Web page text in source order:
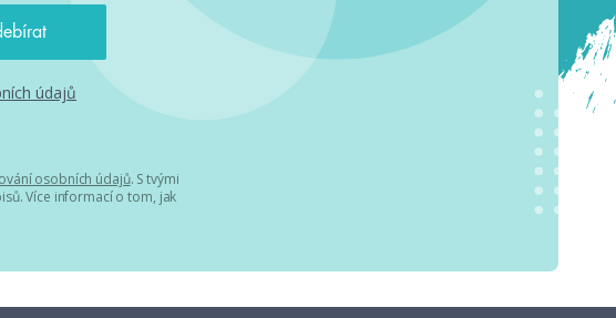
údajů
osobních údajů. S tvými
Více informací o tom, jak